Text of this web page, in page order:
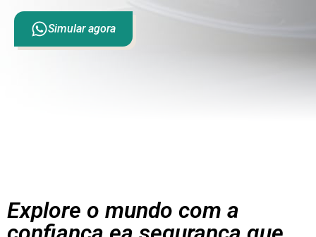
Simular agora
Explore o mundo com a